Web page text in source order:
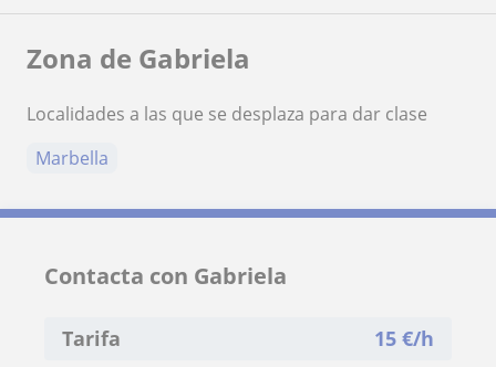
Zona de Gabriela
Localidades a las que se desplaza para dar clase
Marbella
Contacta con Gabriela
Tarifa 15 €/h